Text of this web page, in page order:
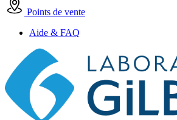
Points de vente
Aide & FAQ